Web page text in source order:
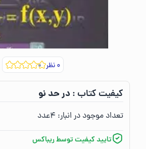
۰نظر
کیفیت کتاب :‌در حد نو
تعداد موجود در انبار:‌ ۴عدد
تایید کیفیت توسط ریباکس